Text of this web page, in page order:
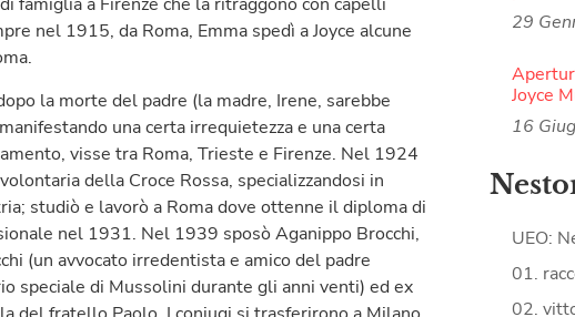
nel 1915, da Roma, Emma spedì a Joyce alcune
la morte del padre (la madre, Irene, sarebbe
una certa irrequietezza e una certa
visse tra Roma, Trieste e Firenze. Nel 1924
della Croce Rossa, specializzandosi in
studiò e lavorò a Roma dove ottenne il diploma di
nel 1931. Nel 1939 sposò Aganippo Brocchi,
(un avvocato irredentista e amico del padre
speciale di Mussolini durante gli anni venti) ed ex
29
Joyce
16
UEO:
01.
02.